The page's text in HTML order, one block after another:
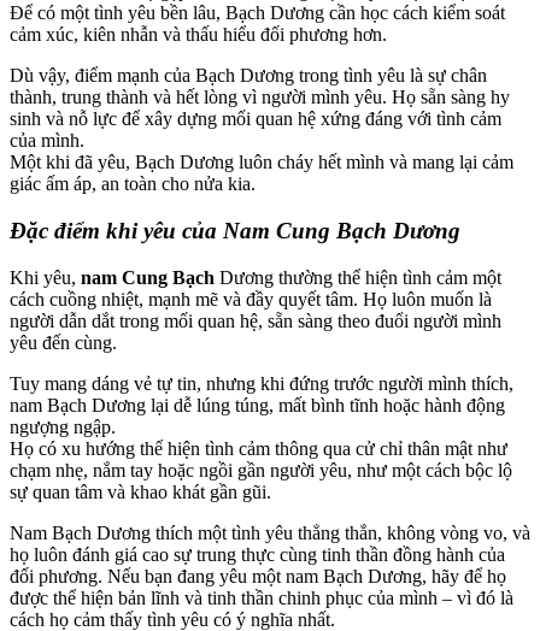
Để có một tình yêu bền lâu, Bạch Dương cần học cách kiểm soát
cảm xúc, kiên nhẫn và thấu hiểu đối phương hơn.
Dù vậy, điểm mạnh của Bạch Dương trong tình yêu là sự chân
thành, trung thành và hết lòng vì người mình yêu. Họ sẵn sàng hy
sinh và nỗ lực để xây dựng mối quan hệ xứng đáng với tình cảm
của mình.
Một khi đã yêu, Bạch Dương luôn cháy hết mình và mang lại cảm
giác ấm áp, an toàn cho nửa kia.
Đặc điểm khi yêu của Nam Cung Bạch Dương
Khi yêu, nam Cung Bạch Dương thường thể hiện tình cảm một
cách cuồng nhiệt, mạnh mẽ và đầy quyết tâm. Họ luôn muốn là
người dẫn dắt trong mối quan hệ, sẵn sàng theo đuổi người mình
yêu đến cùng.
Tuy mang dáng vẻ tự tin, nhưng khi đứng trước người mình thích,
nam Bạch Dương lại dễ lúng túng, mất bình tĩnh hoặc hành động
ngượng ngập.
Họ có xu hướng thể hiện tình cảm thông qua cử chỉ thân mật như
chạm nhẹ, nắm tay hoặc ngồi gần người yêu, như một cách bộc lộ
sự quan tâm và khao khát gần gũi.
Nam Bạch Dương thích một tình yêu thẳng thắn, không vòng vo, và
họ luôn đánh giá cao sự trung thực cùng tinh thần đồng hành của
đối phương. Nếu bạn đang yêu một nam Bạch Dương, hãy để họ
được thể hiện bản lĩnh và tinh thần chinh phục của mình – vì đó là
cách họ cảm thấy tình yêu có ý nghĩa nhất.